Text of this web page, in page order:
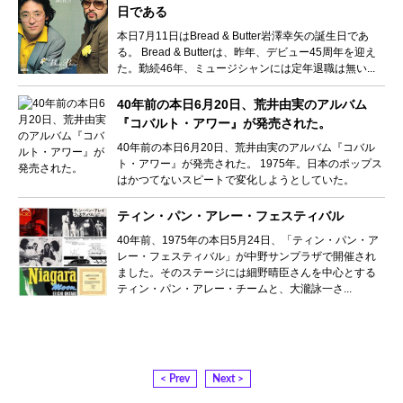
日である
本日7月11日はBread & Butter岩澤幸矢の誕生日であ
る。 Bread & Butterは、昨年、デビュー45周年を迎え
た。勤続46年、ミュージシャンには定年退職は無い...
40年前の本日6月20日、荒井由実のアルバム
『コバルト・アワー』が発売された。
40年前の本日6月20日、荒井由実のアルバム『コバル
ト・アワー』が発売された。 1975年。日本のポップス
はかつてないスピートで変化しようとしていた。
ティン・パン・アレー・フェスティバル
40年前、1975年の本日5月24日、「ティン・パン・ア
レー・フェスティバル」が中野サンプラザで開催され
ました。そのステージには細野晴臣さんを中心とする
ティン・パン・アレー・チームと、大瀧詠一さ...
< Prev Next >